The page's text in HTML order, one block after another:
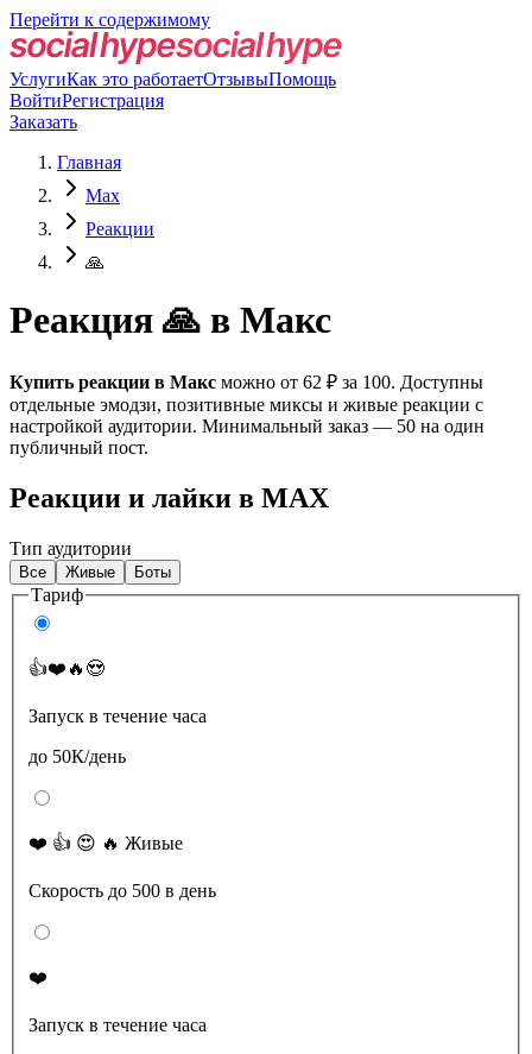
Перейти к содержимому
УслугиКак это работаетОтзывыПомощь
ВойтиРегистрация
Заказать
Главная
Max
Реакции
🙏
Реакция 🙏 в Макс
Купить реакции в Макс можно от 62 ₽ за 100. Доступны
отдельные эмодзи, позитивные миксы и живые реакции с
настройкой аудитории. Минимальный заказ — 50 на один
публичный пост.
Реакции и лайки в MAX
Тип аудитории
Все Живые Боты
Тариф
👍❤️🔥😍
Запуск в течение часа
до 50К/день
❤️ 👍 😍 🔥 Живые
Скорость до 500 в день
❤️
Запуск в течение часа